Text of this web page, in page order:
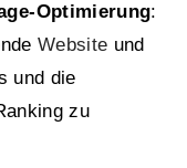
Optimierung:
Website und
und die
zu